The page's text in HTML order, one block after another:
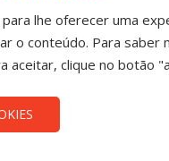
lhe oferecer uma
o conteúdo. Para saber
aceitar, clique no botão
Guimarães, 102 -